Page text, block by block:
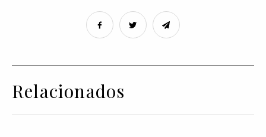
Relacionados